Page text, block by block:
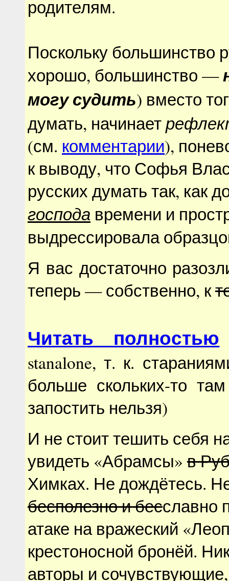
родителям.
Поскольку большинство
хорошо, большинство —
могу судить) вместо
думать, начинает
(см. комментарии),
к выводу, что Софья
русских думать так, как
господа времени и
выдрессировала
Я вас достаточно
теперь — собственно, к
Читать полностью
stanalone, т. к.
больше скольких-то
запостить нельзя)
И не стоит тешить себя
увидеть «Абрамсы» в
Химках. Не дождётесь.
бесполезно и бесславно
атаке на вражеский
крестоносной бронёй.
авторы и